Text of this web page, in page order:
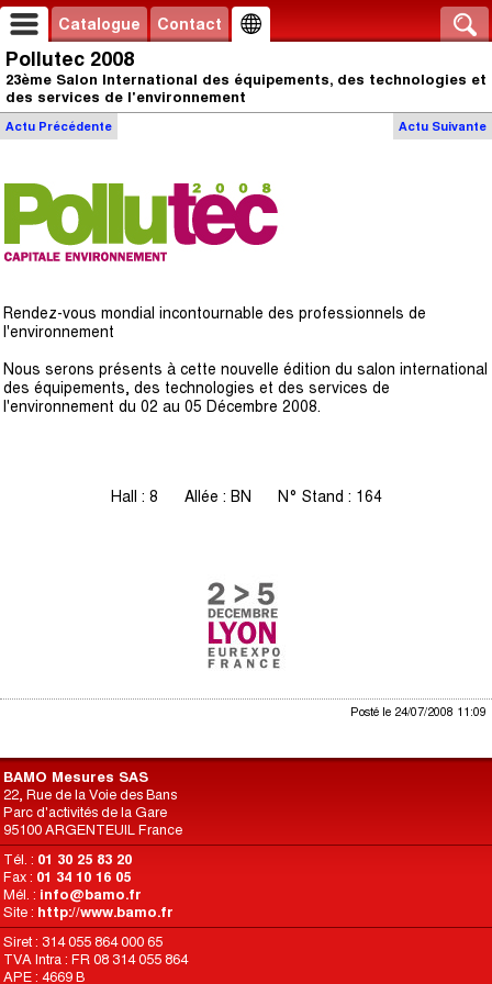
Catalogue Contact
Pollutec 2008
23ème Salon International des équipements, des technologies et
des services de l'environnement
Actu Suivante
Actu Précédente
Rendez-vous mondial incontournable des professionnels de
l'environnement
Nous serons présents à cette nouvelle édition du salon international
des équipements, des technologies et des services de
l'environnement du 02 au 05 Décembre 2008.
Hall : 8 Allée : BN N° Stand : 164
Posté le 24/07/2008 11:09
BAMO Mesures SAS
22, Rue de la Voie des Bans
Parc d'activités de la Gare
95100 ARGENTEUIL France
Tél. : 01 30 25 83 20
Fax : 01 34 10 16 05
Mél. : info@bamo.fr
Site : http://www.bamo.fr
Siret : 314 055 864 000 65
TVA Intra : FR 08 314 055 864
APE : 4669 B